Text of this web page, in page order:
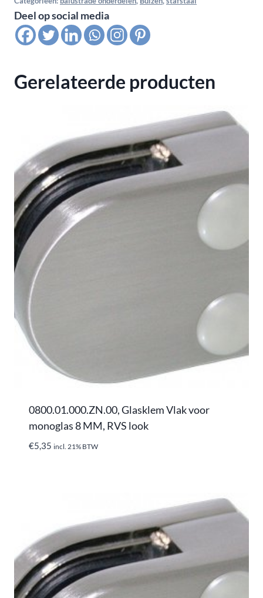
H9,
in
K320
Deel op social media
Gerelateerde producten
0800.01.000.ZN.00, Glasklem Vlak voor
monoglas 8 MM, RVS look
€5,35 incl. 21% BTW